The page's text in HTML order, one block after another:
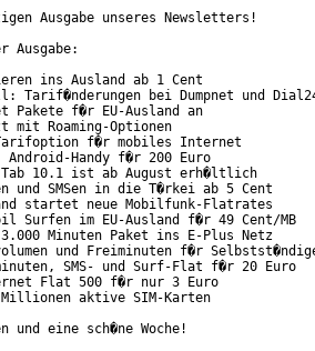
Ausgabe unseres Newsletters!
Ausgabe:
ins Ausland ab 1 Cent
Tarif�nderungen bei Dumpnet und
Pakete f�r EU-Ausland an
mit Roaming-Optionen
f�r mobiles Internet
Android-Handy f�r 200 Euro
10.1 ist ab August erh�ltlich
und SMSen in die T�rkei ab 5 Cent
startet neue Mobilfunk-Flatrates
Surfen im EU-Ausland f�r 49 Cent/MB
Minuten Paket ins E-Plus Netz
und Freiminuten f�r
SMS- und Surf-Flat f�r 20 Euro
Flat 500 f�r nur 3 Euro
aktive SIM-Karten
und eine sch�ne Woche!